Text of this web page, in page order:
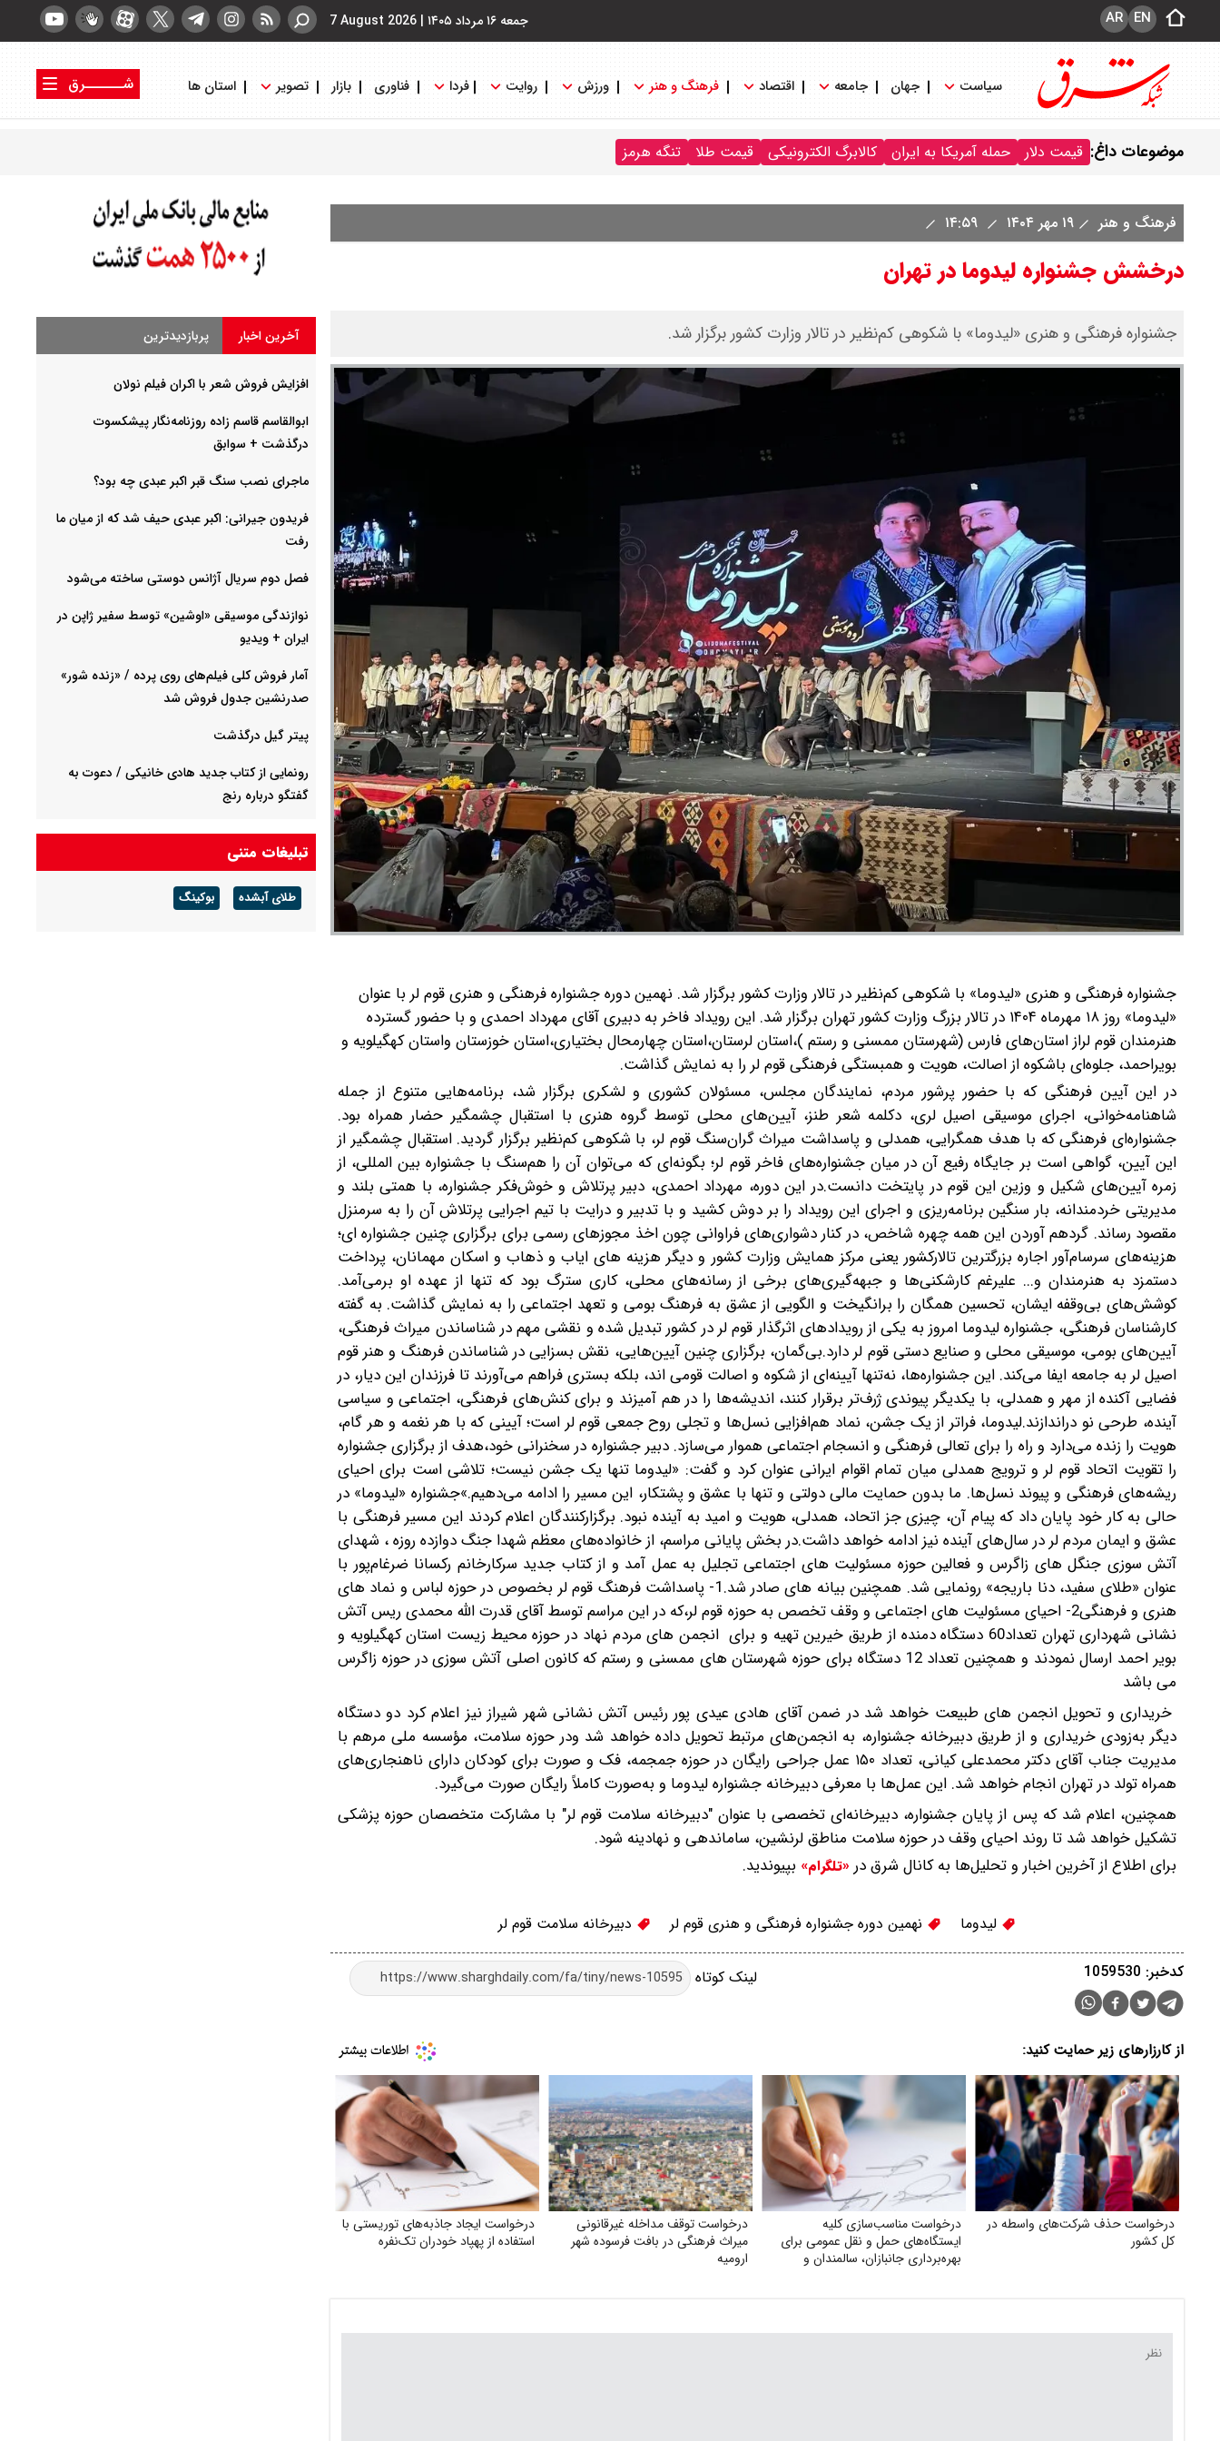
جمعه ۱۶ مرداد ۱۴۰۵ |
7 August 2026 EN
AR
سیاست جهان جامعه اقتصاد فرهنگ و هنر ورزش روایت فردا فناوری بازار تصویر استان ها
شــــــرق
موضوعات داغ: قیمت دلار حمله آمریکا به ایران کالابرگ الکترونیکی قیمت طلا تنگه هرمز
فرهنگ و هنر ۱۹ مهر ۱۴۰۴
درخشش جشنواره لیدوما در تهران
جشنواره فرهنگی و هنری «لیدوما» با شکوهی کم‌نظیر در تالار وزارت کشور برگزار شد.
جشنواره فرهنگی و هنری «لیدوما» با شکوهی کم‌نظیر در تالار وزارت کشور برگزار شد. نهمین دوره جشنواره فرهنگی و هنری قوم لر با عنوان
«لیدوما» روز ۱۸ مهرماه ۱۴۰۴ در تالار بزرگ وزارت کشور تهران برگزار شد. این رویداد فاخر به دبیری آقای مهرداد احمدی و با حضور گسترده
هنرمندان قوم لراز استان‌های فارس (شهرستان ممسنی و رستم )،استان لرستان،استان چهارمحال بختیاری،استان خوزستان واستان کهگیلویه و
بویراحمد، جلوه‌ای باشکوه از اصالت، هویت و همبستگی فرهنگی قوم لر را به نمایش گذاشت.
در این آیین فرهنگی که با حضور پرشور مردم، نمایندگان مجلس، مسئولان کشوری و لشکری برگزار شد، برنامه‌هایی متنوع از جمله
شاهنامه‌خوانی، اجرای موسیقی اصیل لری، دکلمه شعر طنز، آیین‌های محلی توسط گروه هنری با استقبال چشمگیر حضار همراه بود.
جشنواره‌ای فرهنگی که با هدف همگرایی، همدلی و پاسداشت میراث گران‌سنگ قوم لر، با شکوهی کم‌نظیر برگزار گردید. استقبال چشمگیر از
این آیین، گواهی است بر جایگاه رفیع آن در میان جشنواره‌های فاخر قوم لر؛ بگونه‌ای که می‌توان آن را هم‌سنگ با جشنواره بین المللی، از
زمره آیین‌های شکیل و وزین این قوم در پایتخت دانست.در این دوره، مهرداد احمدی، دبیر پرتلاش و خوش‌فکر جشنواره، با همتی بلند و
مدیریتی خردمندانه، بار سنگین برنامه‌ریزی و اجرای این رویداد را بر دوش کشید و با تدبیر و درایت با تیم اجرایی پرتلاش آن را به سرمنزل
مقصود رساند. گردهم آوردن این همه چهره شاخص، در کنار دشواری‌های فراوانی چون اخذ مجوزهای رسمی برای برگزاری چنین جشنواره ای؛
هزینه‌های سرسام‌آور اجاره بزرگترین تالارکشور یعنی مرکز همایش وزارت کشور و دیگر هزینه های ایاب و ذهاب و اسکان مهمانان، پرداخت
دستمزد به هنرمندان و... علیرغم کارشکنی‌ها و جبهه‌گیری‌های برخی از رسانه‌های محلی، کاری سترگ بود که تنها از عهده او برمی‌آمد.
کوشش‌های بی‌وقفه ایشان، تحسین همگان را برانگیخت و الگویی از عشق به فرهنگ بومی و تعهد اجتماعی را به نمایش گذاشت. به گفته
کارشناسان فرهنگی، جشنواره لیدوما امروز به یکی از رویدادهای اثرگذار قوم لر در کشور تبدیل شده و نقشی مهم در شناساندن میراث فرهنگی،
آیین‌های بومی، موسیقی محلی و صنایع دستی قوم لر دارد.بی‌گمان، برگزاری چنین آیین‌هایی، نقش بسزایی در شناساندن فرهنگ و هنر قوم
اصیل لر به جامعه ایفا می‌کند. این جشنواره‌ها، نه‌تنها آیینه‌ای از شکوه و اصالت قومی‌ اند، بلکه بستری فراهم می‌آورند تا فرزندان این دیار، در
فضایی آکنده از مهر و همدلی، با یکدیگر پیوندی ژرف‌تر برقرار کنند، اندیشه‌ها را در هم آمیزند و برای کنش‌های فرهنگی، اجتماعی و سیاسی
آینده، طرحی نو دراندازند.لیدوما، فراتر از یک جشن، نماد هم‌افزایی نسل‌ها و تجلی روح جمعی قوم لر است؛ آیینی که با هر نغمه و هر گام،
هویت را زنده می‌دارد و راه را برای تعالی فرهنگی و انسجام اجتماعی هموار می‌سازد. دبیر جشنواره در سخنرانی خود،هدف از برگزاری جشنواره
را تقویت اتحاد قوم لر و ترویج همدلی میان تمام اقوام ایرانی عنوان کرد و گفت: «لیدوما تنها یک جشن نیست؛ تلاشی است برای احیای
ریشه‌های فرهنگی و پیوند نسل‌ها. ما بدون حمایت مالی دولتی و تنها با عشق و پشتکار، این مسیر را ادامه می‌دهیم.»جشنواره «لیدوما» در
حالی به کار خود پایان داد که پیام آن، چیزی جز اتحاد، همدلی، هویت و امید به آینده نبود. برگزارکنندگان اعلام کردند این مسیر فرهنگی با
عشق و ایمان مردم لر در سال‌های آینده نیز ادامه خواهد داشت.در بخش پایانی مراسم، از خانواده‌های معظم شهدا جنگ دوازده روزه ، شهدای
آتش سوزی جنگل های زاگرس و فعالین حوزه مسئولیت های اجتماعی تجلیل به عمل آمد و از کتاب جدید سرکارخانم رکسانا ضرغام‌پور با
عنوان «طلای سفید، دنا باریجه» رونمایی شد. همچنین بیانه های صادر شد.1- پاسداشت فرهنگ قوم لر بخصوص در حوزه لباس و نماد های
هنری و فرهنگی2- احیای مسئولیت های اجتماعی و وقف تخصص به حوزه قوم لر،که در این مراسم توسط آقای قدرت الله محمدی ریس آتش
نشانی شهرداری تهران تعداد60 دستگاه دمنده از طریق خیرین تهیه و برای انجمن های مردم نهاد در حوزه محیط زیست استان کهگیلویه و
بویر احمد ارسال نمودند و همچنین تعداد 12 دستگاه برای حوزه شهرستان های ممسنی و رستم که کانون اصلی آتش سوزی در حوزه زاگرس
می باشد
خریداری و تحویل انجمن های طبیعت خواهد شد در ضمن آقای هادی عیدی پور رئیس آتش نشانی شهر شیراز نیز اعلام کرد دو دستگاه
دیگر به‌زودی خریداری و از طریق دبیرخانه جشنواره، به انجمن‌های مرتبط تحویل داده خواهد شد ودر حوزه سلامت، مؤسسه ملی مرهم با
مدیریت جناب آقای دکتر محمدعلی کیانی، تعداد ۱۵۰ عمل جراحی رایگان در حوزه جمجمه، فک و صورت برای کودکان دارای ناهنجاری‌های
همراه تولد در تهران انجام خواهد شد. این عمل‌ها با معرفی دبیرخانه جشنواره لیدوما و به‌صورت کاملاً رایگان صورت می‌گیرد.
همچنین، اعلام شد که پس از پایان جشنواره، دبیرخانه‌ای تخصصی با عنوان "دبیرخانه سلامت قوم لر" با مشارکت متخصصان حوزه پزشکی
تشکیل خواهد شد تا روند احیای وقف در حوزه سلامت مناطق لرنشین، ساماندهی و نهادینه شود.
برای اطلاع از آخرین اخبار و تحلیل‌ها به کانال شرق در «تلگرام» بپیوندید.
لیدوما نهمین دوره جشنواره فرهنگی و هنری قوم لر دبیرخانه سلامت قوم لر
لینک کوتاه کدخبر: 1059530
از کارزارهای زیر حمایت کنید:
درخواست حذف شرکت‌های واسطه در
کل کشور
درخواست مناسب‌سازی کلیه
ایستگاه‌های حمل‌ و نقل عمومی برای
بهره‌برداری جانبازان، سالمندان و
درخواست توقف مداخله غیرقانونی
میراث فرهنگی در بافت فرسوده شهر
ارومیه
درخواست ایجاد جاذبه‌های توریستی با
استفاده از پهپاد خودران تک‌نفره
آخرین اخبار پربازدیدترین
افزایش فروش شعر با اکران فیلم نولان
ابوالقاسم قاسم زاده روزنامه‌نگار پیشکسوت
درگذشت + سوابق
ماجرای نصب سنگ قبر اکبر عبدی چه بود؟
فریدون جیرانی: اکبر عبدی حیف شد که از میان ما
رفت
فصل دوم سریال آژانس دوستی ساخته می‌شود
نوازندگی موسیقی «اوشین» توسط سفیر ژاپن در
ایران + ویدیو
آمار فروش کلی فیلم‌های روی پرده / «زنده شور»
صدرنشین جدول فروش شد
پیتر گیل درگذشت
رونمایی از کتاب جدید هادی خانیکی / دعوت به
گفتگو درباره رنج
جزئیات جدید درباره زمان خاکسپاری مریم همتیان
تبلیغات متنی
طلای آبشده بوکینگ